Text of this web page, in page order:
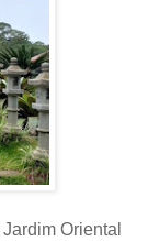
Oriental